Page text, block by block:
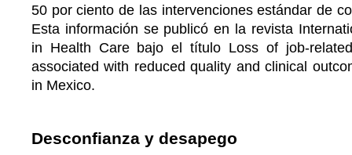
50 por ciento de las intervenciones estándar de
Esta información se publicó en la revista
in Health Care bajo el título Loss of job-
associated with reduced quality and clinical
in Mexico.
Desconfianza y desapego